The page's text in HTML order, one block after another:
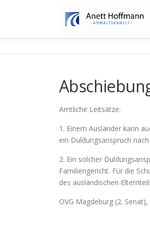
Amtliche Leitsätze:
1. Einem Ausländer kann
ein Duldungsanspruch
2. Ein solcher
Familiengericht. Für die
des ausländischen
OVG Magdeburg (2.